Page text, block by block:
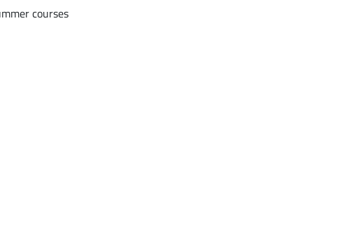
courses